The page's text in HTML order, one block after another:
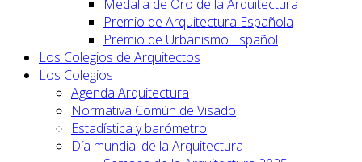
Medalla de Oro de la Arquitectura
Premio de Arquitectura Española
Premio de Urbanismo Español
Los Colegios de Arquitectos
Los Colegios
Agenda Arquitectura
Normativa Común de Visado
Estadística y barómetro
Día mundial de la Arquitectura